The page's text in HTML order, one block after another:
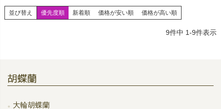
並び替え 優先度順 新着順 価格が安い順 価格が高い順
9件中 1-9件表示
胡蝶蘭
大輪胡蝶蘭